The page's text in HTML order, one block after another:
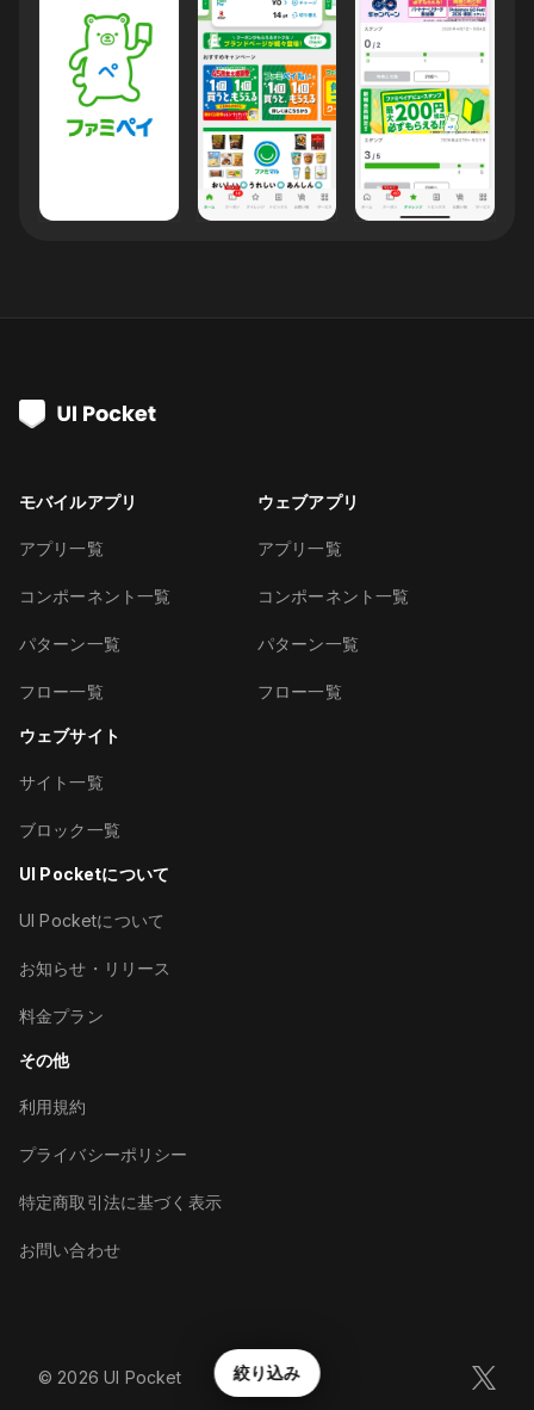
絞り込み
モバイルアプリ
アプリ一覧
コンポーネント一覧
パターン一覧
フロー一覧
ウェブアプリ
アプリ一覧
コンポーネント一覧
パターン一覧
フロー一覧
ウェブサイト
サイト一覧
ブロック一覧
UI Pocketについて
UI Pocketについて
お知らせ・リリース
料金プラン
その他
利用規約
プライバシーポリシー
特定商取引法に基づく表示
お問い合わせ
©︎2026 UI Pocket